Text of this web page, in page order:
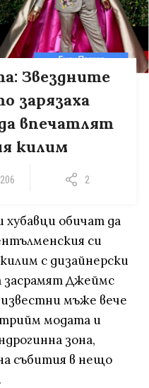
Звездните
зарязаха
впечатлят
килим
2
хубавци обичат да
си
с дизайнерски
засрамят Джеймс
мъже вече
модата и
зона,
събития в нещо